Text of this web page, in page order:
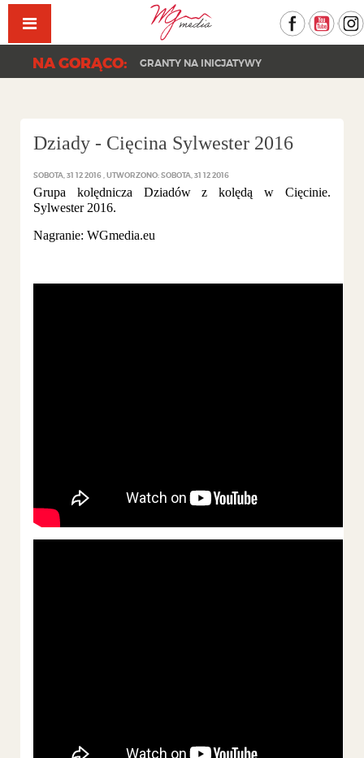
Facebook
NA GORĄCO: GRANTY NA INICJATYWY
Dziady - Cięcina Sylwester 2016
SOBOTA, 31 12 2016 UTWORZONO: SOBOTA, 31 12 2016
Grupa kolędnicza Dziadów z kolędą w Cięcinie.
Sylwester 2016.
Nagranie: WGmedia.eu